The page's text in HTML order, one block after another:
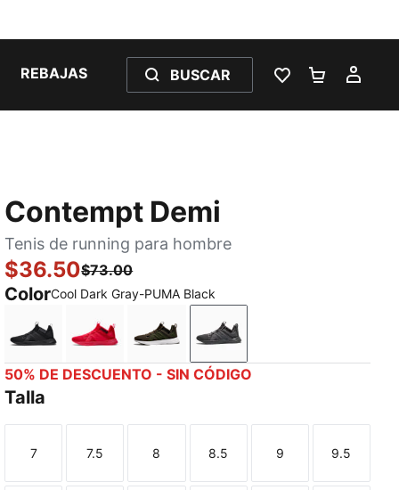
REBAJAS BUSCAR
LISTA DE
Contempt Demi
Tenis de running para hombre
$36.50$73.00
ColorCool Dark Gray-PUMA Black
Puma Black-Asphalt
High Risk Red-Puma Black
Dark Olive-PUMA Black
Cool Dark Gray-PUMA
50% DE DESCUENTO - SIN CÓDIGO
Talla
Talla
7
Talla
7.5
Talla
8
Talla
8.5
Talla
9
Talla
9.5